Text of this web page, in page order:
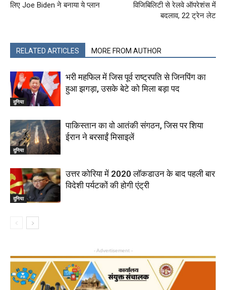
लिए Joe Biden ने बनाया ये प्लान
विजिबिलिटी से रेलवे ऑपरेशंस में
बदलाव, 22 ट्रेन लेट
RELATED ARTICLES MORE FROM AUTHOR
दुनिया
भरी महफिल में जिस पूर्व राष्‍ट्रपति से जिनपिंग का
हुआ झगड़ा, उसके बेटे को मिला बड़ा पद
दुनिया
पाकिस्तान का वो आतंकी संगठन, जिस पर शिया
ईरान ने बरसाईं मिसाइलें
दुनिया
उत्तर कोरिया में 2020 लॉकडाउन के बाद पहली बार
विदेशी पर्यटकों की होगी एंट्री
- Advertisement -